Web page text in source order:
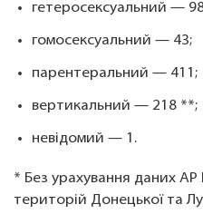
гетеросексуальний —
гомосексуальний — 43;
парентеральний — 411;
вертикальний — 218 **;
невідомий — 1.
* Без урахування даних АР
територій Донецької та